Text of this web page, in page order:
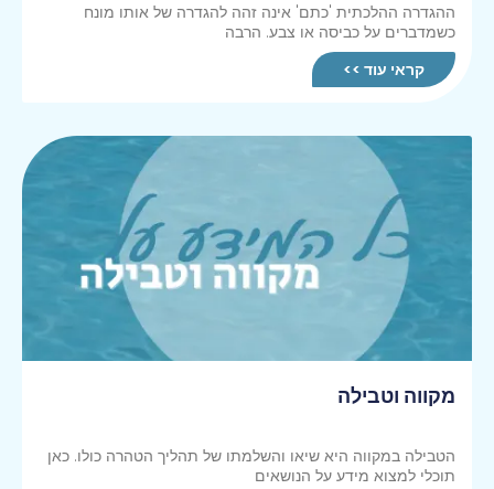
ההגדרה ההלכתית 'כתם' אינה זהה להגדרה של אותו מונח
כשמדברים על כביסה או צבע. הרבה
קראי עוד >>
מקווה וטבילה
הטבילה במקווה היא שיאו והשלמתו של תהליך הטהרה כולו. כאן
תוכלי למצוא מידע על הנושאים